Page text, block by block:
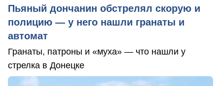
Пьяный дончанин обстрелял скорую и
полицию — у него нашли гранаты и
автомат
Гранаты, патроны и «муха» — что нашли у
стрелка в Донецке